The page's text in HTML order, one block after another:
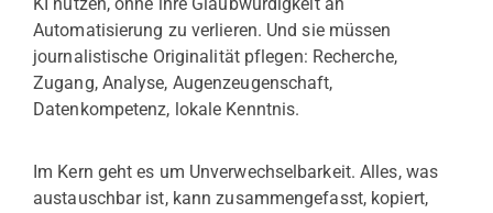
Automatisierung zu verlieren. Und sie müssen
journalistische Originalität pflegen: Recherche,
Zugang, Analyse, Augenzeugenschaft,
Datenkompetenz, lokale Kenntnis.
Im Kern geht es um Unverwechselbarkeit. Alles, was
austauschbar ist, kann zusammengefasst, kopiert,